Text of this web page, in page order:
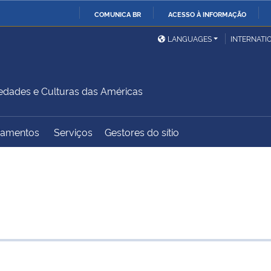
COMUNICA BR ACESSO À INFORMAÇÃO
Ministério da Defesa
Ministério das Relações
Exteriores
Ministério do
Controladoria-Geral da
LANGUAGES
e Culturas das Américas
Serviços Gestores do sítio